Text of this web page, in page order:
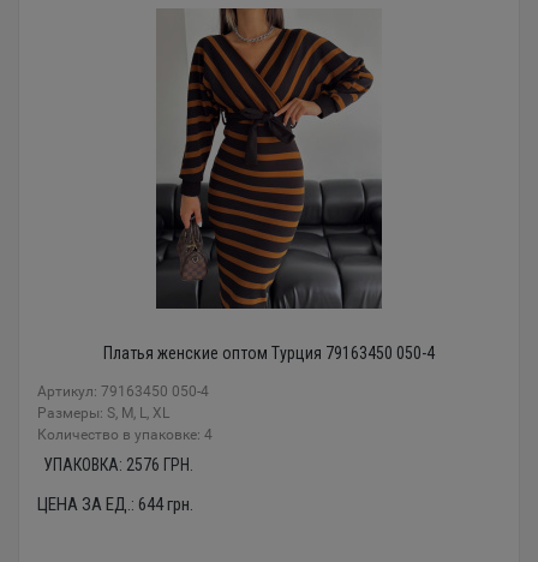
Платья женские оптом Турция 79163450 050-4
Артикул: 79163450 050-4
Размеры: S, M, L, XL
Количество в упаковке: 4
УПАКОВКА: 2576 ГРН.
ЦЕНА ЗА ЕД.: 644грн.